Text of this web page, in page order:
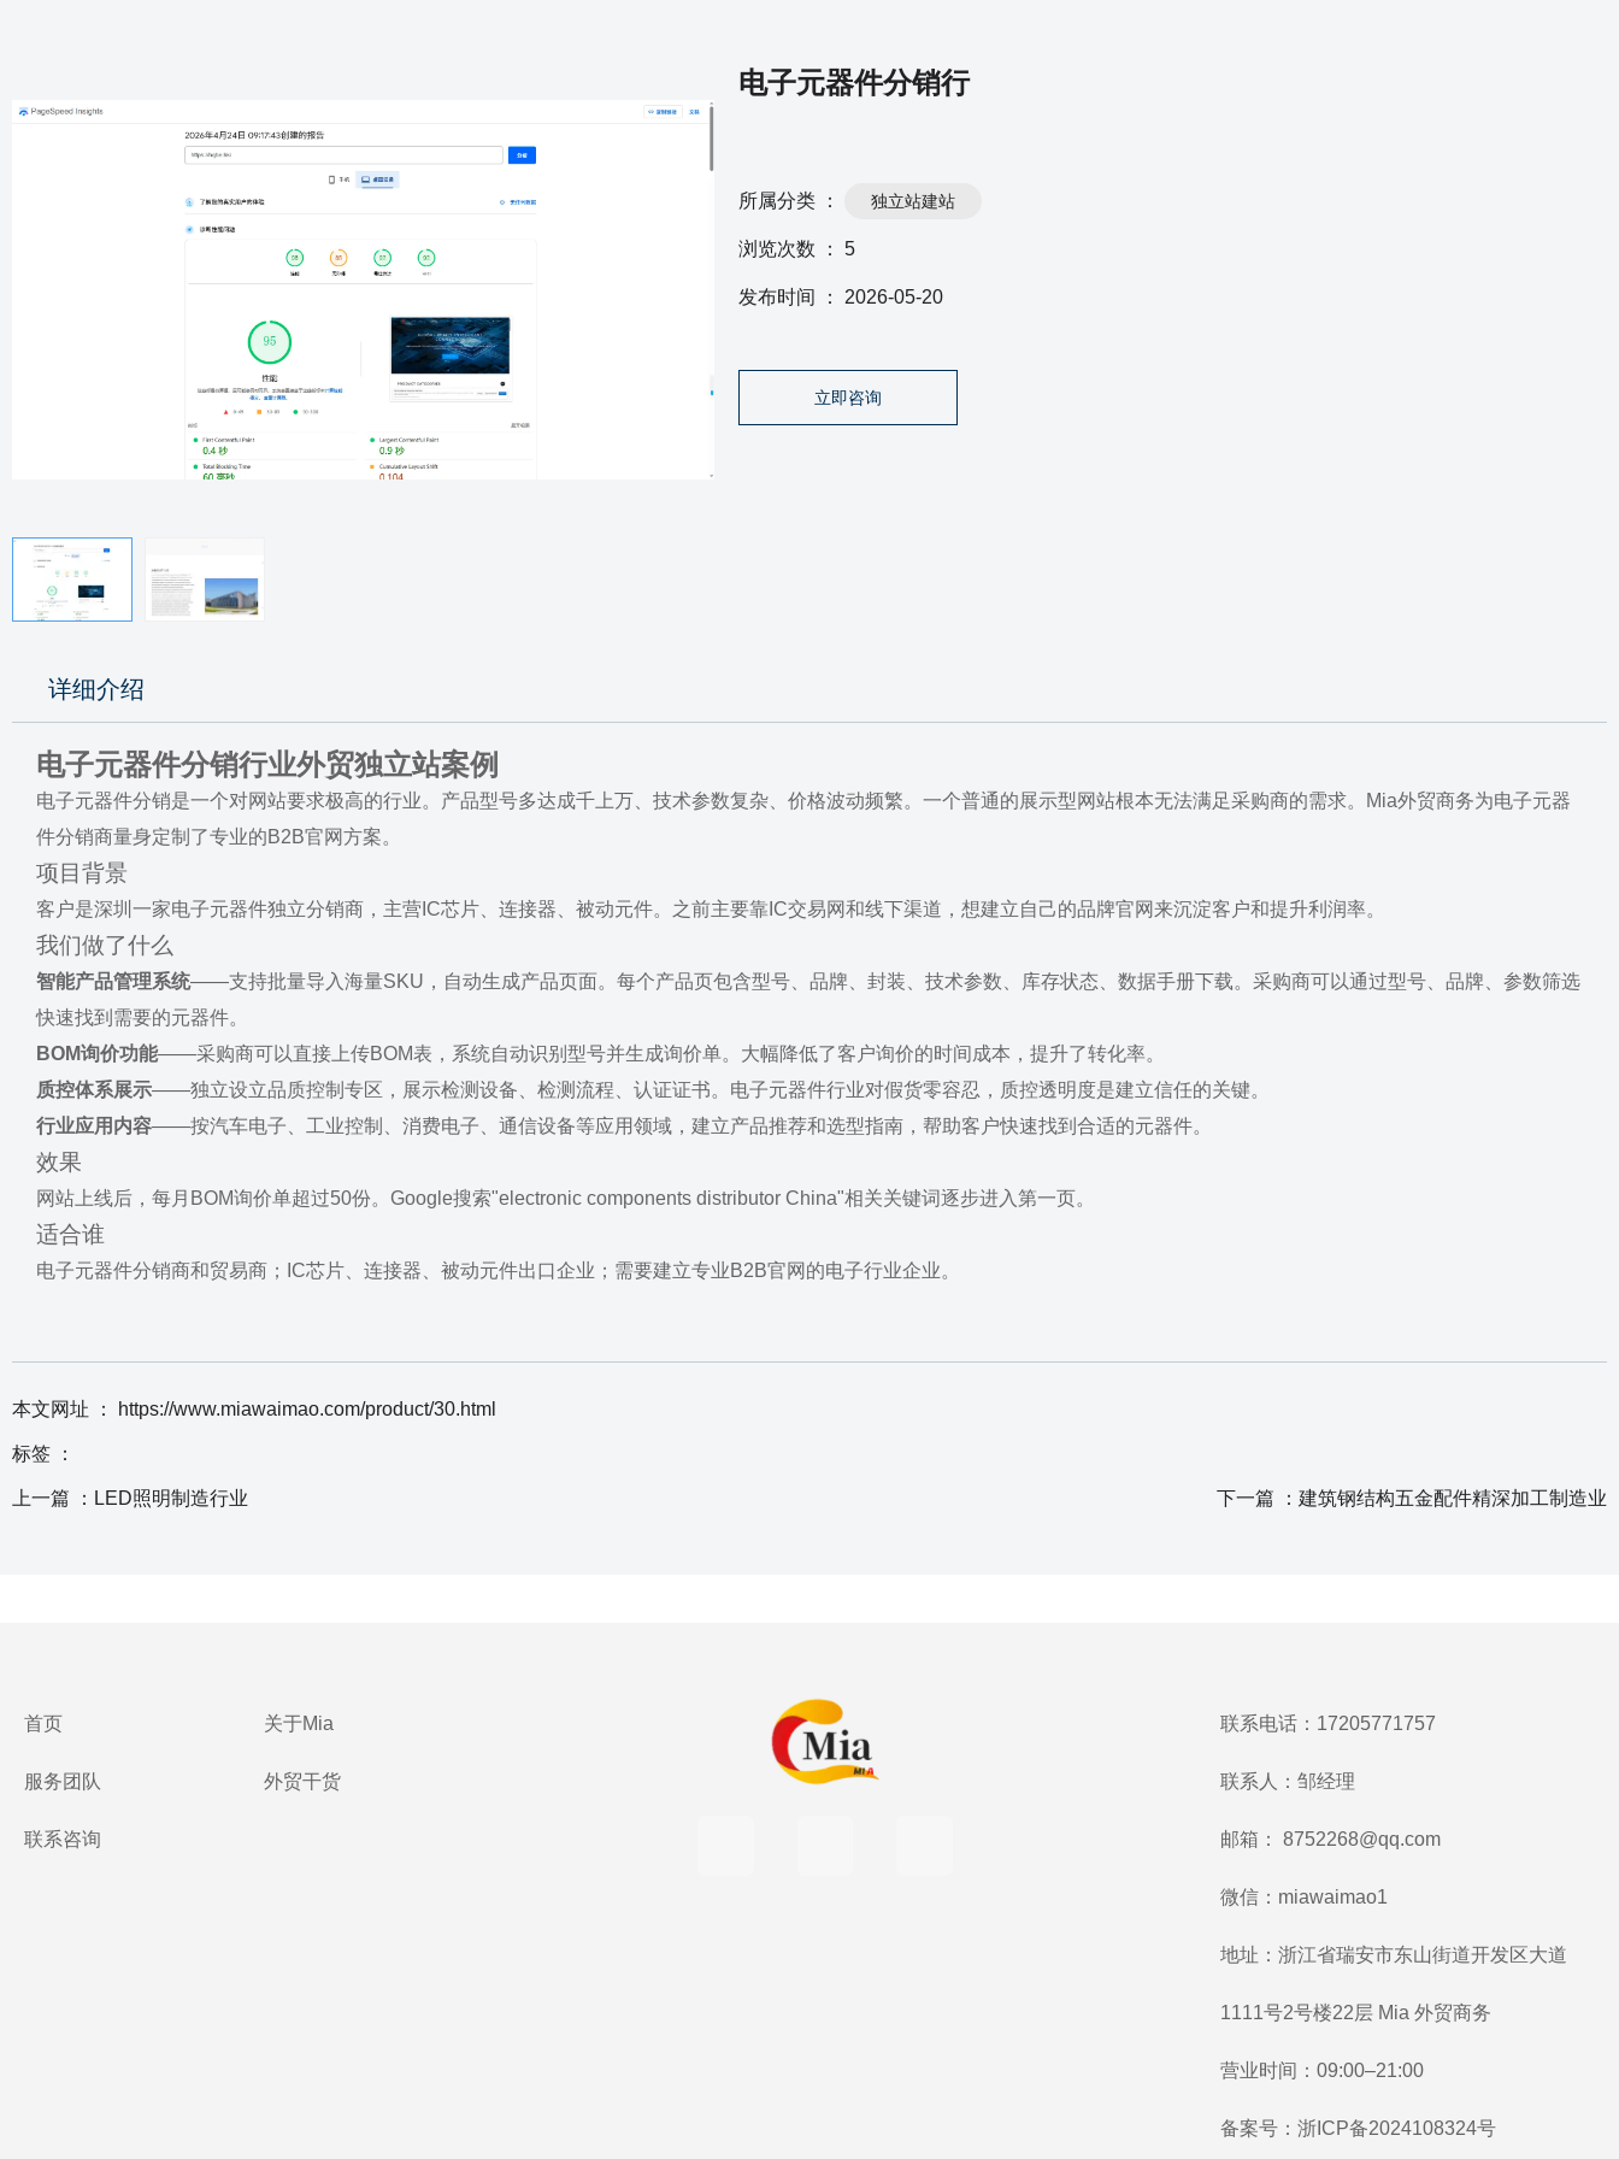
电子元器件分销行
所属分类 ： 独立站建站
浏览次数 ： 5
发布时间 ： 2026-05-20
立即咨询
详细介绍
电子元器件分销行业外贸独立站案例
电子元器件分销是一个对网站要求极高的行业。产品型号多达成千上万、技术参数复杂、价格波动频繁。一个普通的展示型网站根本无法满足采购商的需求。Mia外贸商务为电子元器
件分销商量身定制了专业的B2B官网方案。
项目背景
客户是深圳一家电子元器件独立分销商，主营IC芯片、连接器、被动元件。之前主要靠IC交易网和线下渠道，想建立自己的品牌官网来沉淀客户和提升利润率。
我们做了什么
智能产品管理系统——支持批量导入海量SKU，自动生成产品页面。每个产品页包含型号、品牌、封装、技术参数、库存状态、数据手册下载。采购商可以通过型号、品牌、参数筛选
快速找到需要的元器件。
BOM询价功能——采购商可以直接上传BOM表，系统自动识别型号并生成询价单。大幅降低了客户询价的时间成本，提升了转化率。
质控体系展示——独立设立品质控制专区，展示检测设备、检测流程、认证证书。电子元器件行业对假货零容忍，质控透明度是建立信任的关键。
行业应用内容——按汽车电子、工业控制、消费电子、通信设备等应用领域，建立产品推荐和选型指南，帮助客户快速找到合适的元器件。
效果
网站上线后，每月BOM询价单超过50份。Google搜索"electronic components distributor China"相关关键词逐步进入第一页。
适合谁
电子元器件分销商和贸易商；IC芯片、连接器、被动元件出口企业；需要建立专业B2B官网的电子行业企业。
本文网址 ： https://www.miawaimao.com/product/30.html
标签 ：
上一篇 ： LED照明制造行业 下一篇 ： 建筑钢结构五金配件精深加工制造业
首页
服务团队
联系咨询
关于Mia
外贸干货
联系电话：17205771757
联系人：邹经理
邮箱： 8752268@qq.com
微信：miawaimao1
地址：浙江省瑞安市东山街道开发区大道
1111号2号楼22层 Mia 外贸商务
营业时间：09:00–21:00
备案号： 浙ICP备2024108324号